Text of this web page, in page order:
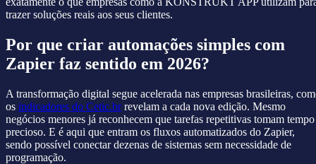
trazer soluções reais aos seus clientes.
Por que criar automações simples com
Zapier faz sentido em 2026?
A transformação digital segue acelerada nas empresas brasileiras,
os indicadores do Cetic.brrevelam a cada nova edição. Mesmo
negócios menores já reconhecem que tarefas repetitivas tomam tempo
precioso. E é aqui que entram os fluxos automatizados do Zapier,
sendo possível conectar dezenas de sistemas sem necessidade de
programação.